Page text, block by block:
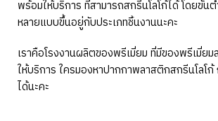
พร้อมให้บริการ ที่สามารถสกรีนโลโก้ได้ โดยขั้น
หลายแบบขึ้นอยู่กับประเภทชิ้นงานนะคะ
เราคือโรงงานผลิตของพรีเมี่ยม ที่มีของพรีเมี่ย
ให้บริการ ใครมองหาปากกาพลาสติกสกรีนโลโก้
ได้นะคะ